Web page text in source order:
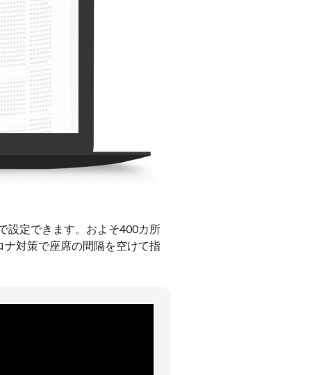
設定できます。およそ400カ所
対策で座席の間隔を空けて指